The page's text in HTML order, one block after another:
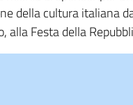
della cultura italiana
alla Festa della